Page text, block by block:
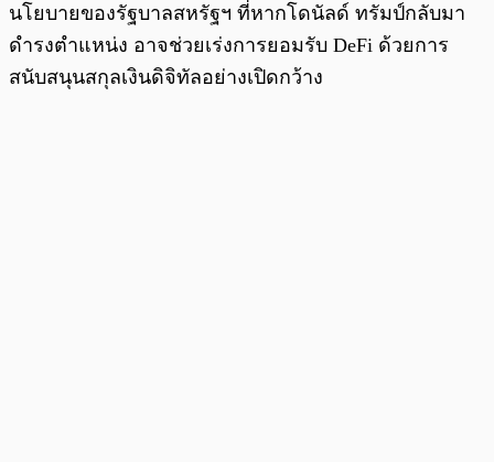
นโยบายของรัฐบาลสหรัฐฯ ที่หากโดนัลด์ ทรัมป์กลับมา
ดำรงตำแหน่ง อาจช่วยเร่งการยอมรับ DeFi ด้วยการ
สนับสนุนสกุลเงินดิจิทัลอย่างเปิดกว้าง